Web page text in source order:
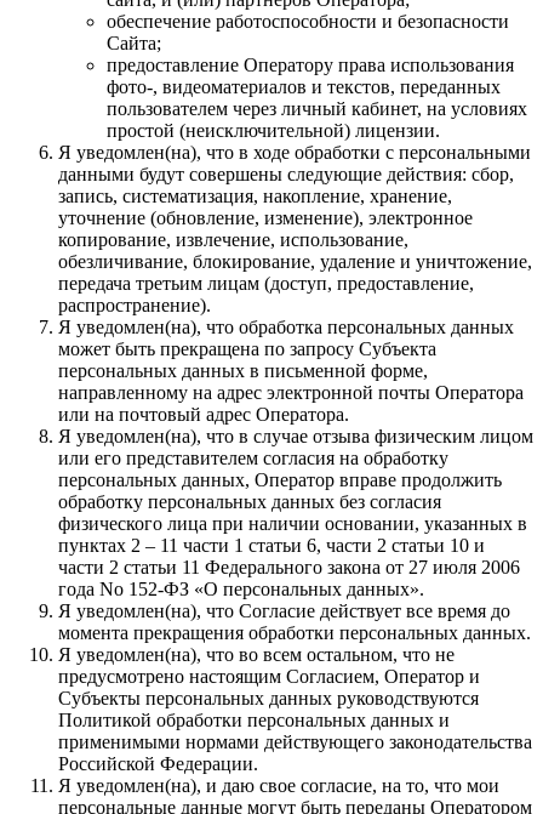
обеспечение работоспособности и безопасности
Сайта;
предоставление Оператору права использования
фото-, видеоматериалов и текстов, переданных
пользователем через личный кабинет, на условиях
простой (неисключительной) лицензии.
Я уведомлен(на), что в ходе обработки с персональными
данными будут совершены следующие действия: сбор,
запись, систематизация, накопление, хранение,
уточнение (обновление, изменение), электронное
копирование, извлечение, использование,
обезличивание, блокирование, удаление и уничтожение,
передача третьим лицам (доступ, предоставление,
распространение).
Я уведомлен(на), что обработка персональных данных
может быть прекращена по запросу Субъекта
персональных данных в письменной форме,
направленному на адрес электронной почты Оператора
или на почтовый адрес Оператора.
Я уведомлен(на), что в случае отзыва физическим лицом
или его представителем согласия на обработку
персональных данных, Оператор вправе продолжить
обработку персональных данных без согласия
физического лица при наличии основании, указанных в
пунктах 2 – 11 части 1 статьи 6, части 2 статьи 10 и
части 2 статьи 11 Федерального закона от 27 июля 2006
года No 152-ФЗ «О персональных данных».
Я уведомлен(на), что Согласие действует все время до
момента прекращения обработки персональных данных.
Я уведомлен(на), что во всем остальном, что не
предусмотрено настоящим Согласием, Оператор и
Субъекты персональных данных руководствуются
Политикой обработки персональных данных и
применимыми нормами действующего законодательства
Российской Федерации.
Я уведомлен(на), и даю свое согласие, на то, что мои
персональные данные могут быть переданы Оператором